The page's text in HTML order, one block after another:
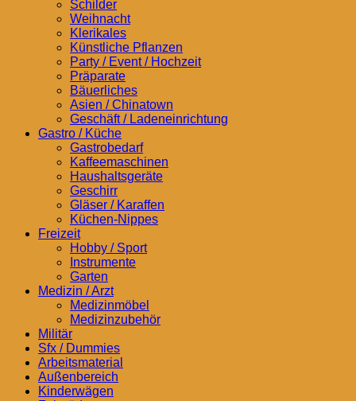
Schilder
Weihnacht
Klerikales
Künstliche Pflanzen
Party / Event / Hochzeit
Präparate
Bäuerliches
Asien / Chinatown
Geschäft / Ladeneinrichtung
Gastro / Küche
Gastrobedarf
Kaffeemaschinen
Haushaltsgeräte
Geschirr
Gläser / Karaffen
Küchen-Nippes
Freizeit
Hobby / Sport
Instrumente
Garten
Medizin / Arzt
Medizinmöbel
Medizinzubehör
Militär
Sfx / Dummies
Arbeitsmaterial
Außenbereich
Kinderwägen